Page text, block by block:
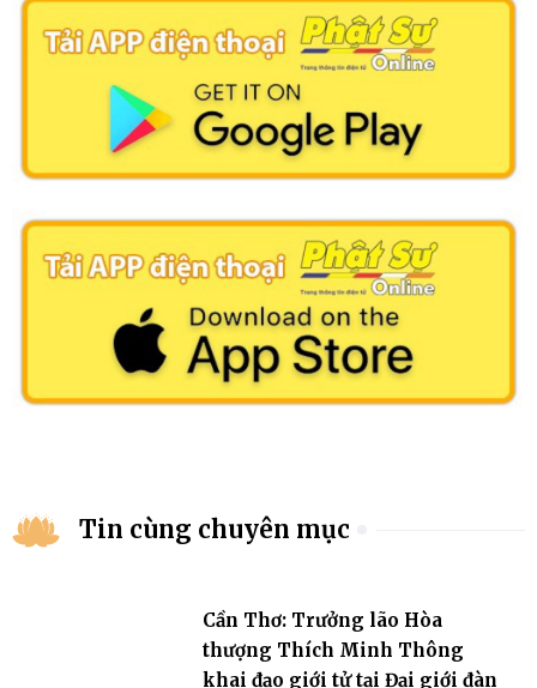
Tin cùng chuyên mục
Cần Thơ: Trưởng lão Hòa
thượng Thích Minh Thông
khai đạo giới tử tại Đại giới đàn